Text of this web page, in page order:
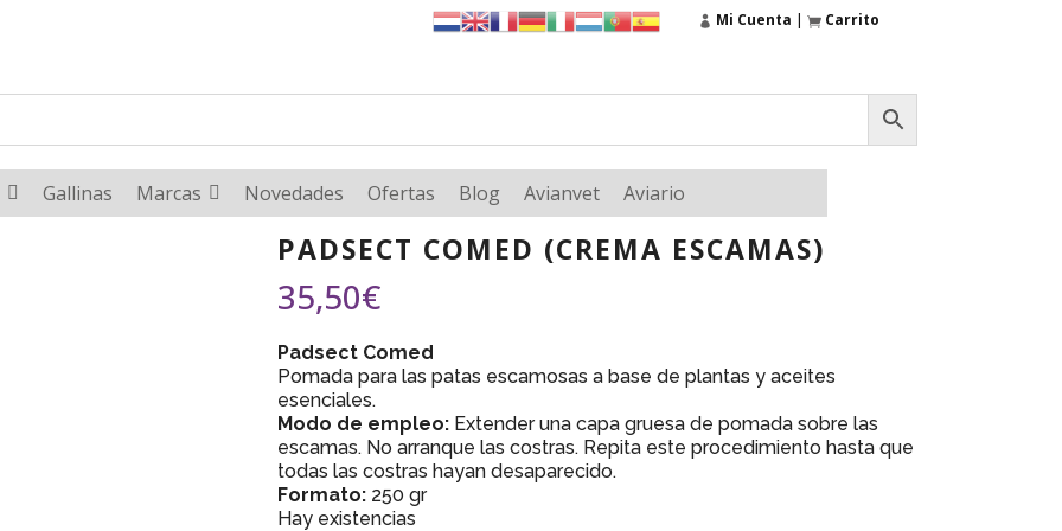
Mi Cuenta | Carrito
Gallinas Marcas Novedades Ofertas Blog Avianvet Aviario
PADSECT COMED (CREMA ESCAMAS)
35,50€
Padsect Comed
Pomada para las patas escamosas a base de plantas y aceites
esenciales.
Modo de empleo: Extender una capa gruesa de pomada sobre las
escamas. No arranque las costras. Repita este procedimiento hasta que
todas las costras hayan desaparecido.
Formato: 250 gr
Hay existencias